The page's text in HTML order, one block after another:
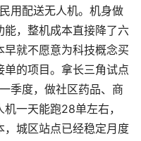
用配送无人机。机身做
能，整机成本直接降了六
就不愿意为科技概念买
的项目。拿长三角试点
季度，做社区药品、商
一天能跑28单左右，
城区站点已经稳定月度